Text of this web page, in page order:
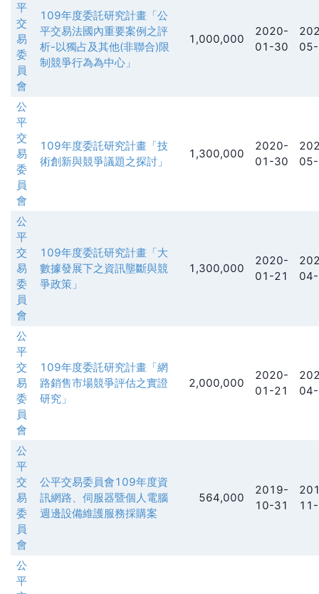
平
交
易
委
員
會
109年度委託研究計畫「公
平交易法國內重要案例之評
析-以獨占及其他(非聯合)限
制競爭行為為中心」
1,000,000
2020-
01-30
公
平
交
易
委
員
會
109年度委託研究計畫「技
術創新與競爭議題之探討」
1,300,000
2020-
01-30
公
平
交
易
委
員
會
109年度委託研究計畫「大
數據發展下之資訊壟斷與競
爭政策」
1,300,000
2020-
01-21
公
平
交
易
委
員
會
109年度委託研究計畫「網
路銷售市場競爭評估之實證
研究」
2,000,000
2020-
01-21
公
平
交
易
委
員
會
公平交易委員會109年度資
訊網路、伺服器暨個人電腦
週邊設備維護服務採購案
564,000
2019-
10-31
公
平